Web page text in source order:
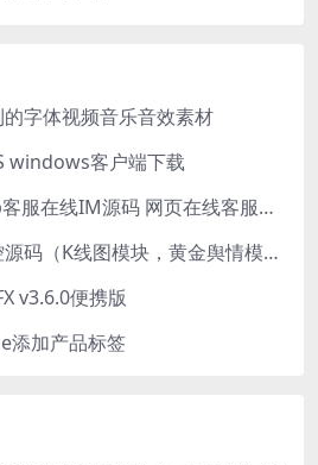
字体视频音乐音效素材
windows客户端下载
【视频教程】php客服在线IM源码 网页在线客服软件代码
新版黄金价格监控源码（K线图模块，黄金舆情模块，AI智能客服源码）
v3.6.0便携版
添加产品标签